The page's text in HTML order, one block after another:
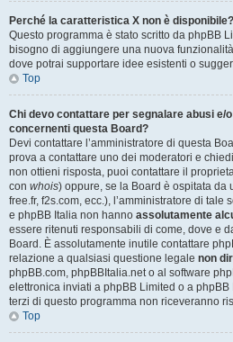
Perché la caratteristica X non è disponibile?
Questo programma è stato scritto da phpBB
bisogno di aggiungere una nuova
dove potrai supportare idee esistenti o
Top
Chi devo contattare per segnalare abusi e/
concernenti questa Board?
Devi contattare l’amministratore di questa
prova a contattare uno dei moderatori e
non ottieni risposta, puoi contattare il
con whois) oppure, se la Board è ospitata da
free.fr, f2s.com, ecc.), l’amministratore di tale
e phpBB Italia non hanno assolutamente
essere ritenuti responsabili di come, dove e
Board. È assolutamente inutile contattare
relazione a qualsiasi questione legale non
phpBB.com, phpBBItalia.net o al software
elettronica inviati a phpBB Limited o a phpBB
terzi di questo programma non riceveranno
Top